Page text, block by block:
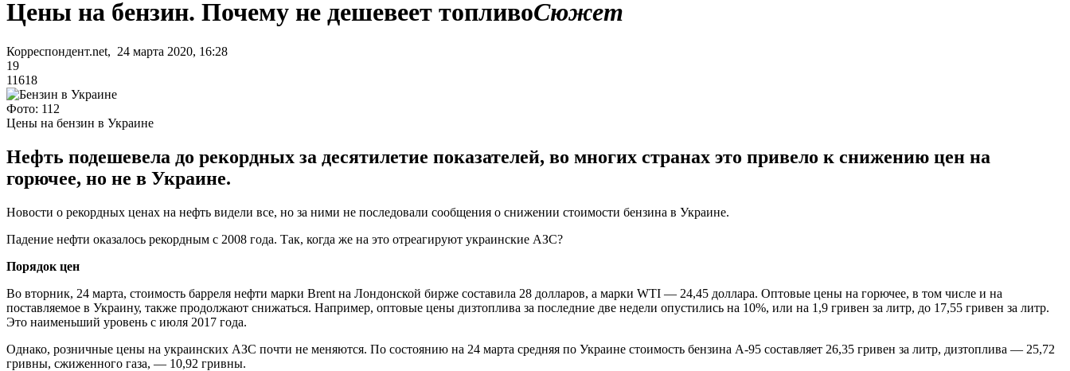
Цены на бензин. Почему не дешевеет топливоСюжет
Корреспондент.net, 24 марта 2020, 16:28
19
11618
Фото: 112
Цены на бензин в Украине
Нефть подешевела до рекордных за десятилетие показателей, во многих странах это привело к снижению цен на
горючее, но не в Украине.
Новости о рекордных ценах на нефть видели все, но за ними не последовали сообщения о снижении стоимости бензина в Украине.
Падение нефти оказалось рекордным с 2008 года. Так, когда же на это отреагируют украинские АЗС?
Порядок цен
Во вторник, 24 марта, стоимость барреля нефти марки Brent на Лондонской бирже составила 28 долларов, а марки WTI — 24,45 доллара. Оптовые цены на горючее, в том числе и на
поставляемое в Украину, также продолжают снижаться. Например, оптовые цены дизтоплива за последние две недели опустились на 10%, или на 1,9 гривен за литр, до 17,55 гривен за литр.
Это наименьший уровень с июля 2017 года.
Однако, розничные цены на украинских АЗС почти не меняются. По состоянию на 24 марта средняя по Украине стоимость бензина А-95 составляет 26,35 гривен за литр, дизтоплива — 25,72
гривны, сжиженного газа, — 10,92 гривны.